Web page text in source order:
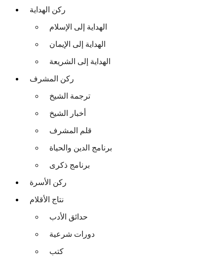
ركن الهداية
الهداية إلى الإسلام
الهداية إلى الإيمان
الهداية إلى الشريعة
ركن المشرف
ترجمة الشيخ
أخبار الشيخ
قلم المشرف
برنامج الدين والحياة
برنامج ذكرى
ركن الأسرة
نتاج الأقلام
حدائق الأدب
دورات شرعية
كتب